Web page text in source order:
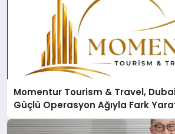
Momentur Tourism & Travel,
Güçlü Operasyon Ağıyla Fark